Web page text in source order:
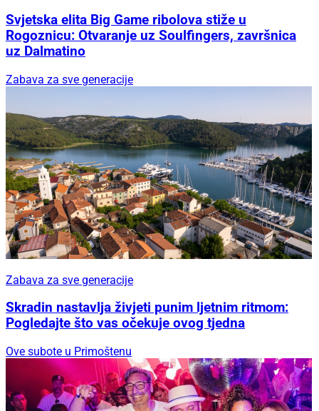
Svjetska elita Big Game ribolova stiže u
Rogoznicu: Otvaranje uz Soulfingers, završnica
uz Dalmatino
Zabava za sve generacije
Zabava za sve generacije
Skradin nastavlja živjeti punim ljetnim ritmom:
Pogledajte što vas očekuje ovog tjedna
Ove subote u Primoštenu